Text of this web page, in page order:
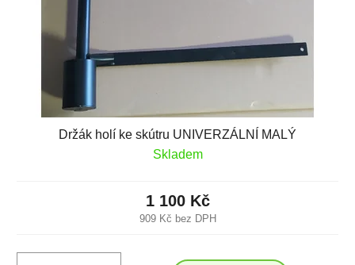
Držák holí ke skútru UNIVERZÁLNÍ MALÝ
Skladem
909 Kč bez DPH
1 100 Kč